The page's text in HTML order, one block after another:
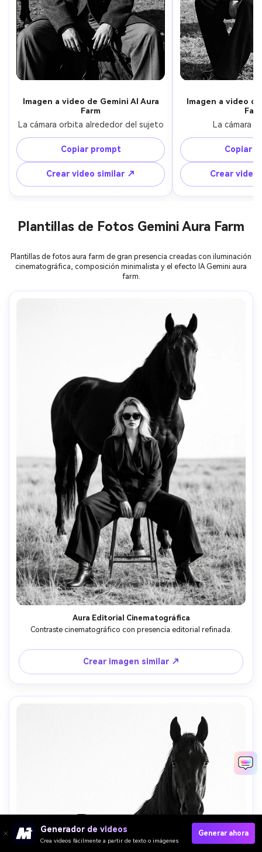
Imagen a video de Gemini AI Aura
Farm
La cámara orbita alrededor del sujeto
Copiar prompt
Crear video similar ↗
Imagen a video
La cámara
Copiar
Crear
Plantillas de Fotos Gemini Aura Farm
Plantillas de fotos aura farm de gran presencia creadas con iluminación
cinematográfica, composición minimalista y el efecto IA Gemini aura
farm.
Aura Editorial Cinematográfica
Contraste cinematográfico con presencia editorial refinada.
Crear imagen similar ↗
Generador de videos
Crea videos fácilmente a partir de texto o imágenes
Generar ahora